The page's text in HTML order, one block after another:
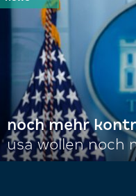
noch mehr
usa wollen noch